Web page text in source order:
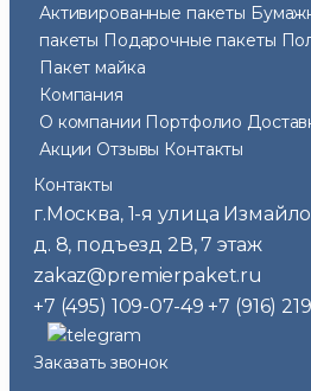
Активированные пакеты
пакеты Подарочные пакеты
Пакет майка
Компания
О компании Портфолио
Акции Отзывы Контакты
Контакты
г.Москва, 1-я улица
д. 8, подъезд 2В, 7 этаж
zakaz@premierpaket.ru
+7 (495) 109-07-49 +7 (916)
Заказать звонок